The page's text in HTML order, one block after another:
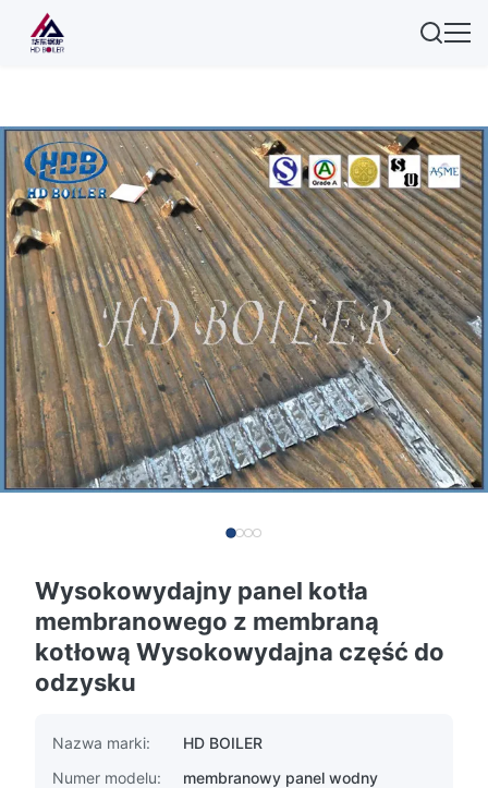
Wysokowydajny panel kotła
membranowego z membraną
kotłową Wysokowydajna część do
odzysku
Nazwa marki:
HD BOILER
Numer modelu:
membranowy panel wodny